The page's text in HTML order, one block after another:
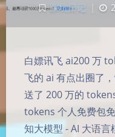
踩坑日记
白嫖讯飞 ai200 万
飞的 ai 有点出圈了
送了 200 万的
tokens 个人免费包
知大模型 - AI 大语